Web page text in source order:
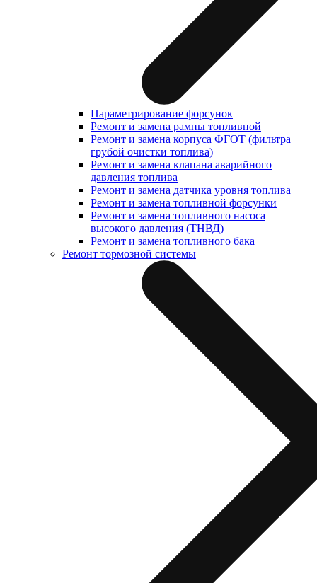
Параметрирование форсунок
Ремонт и замена рампы топливной
Ремонт и замена корпуса ФГОТ (фильтра
грубой очистки топлива)
Ремонт и замена клапана аварийного
давления топлива
Ремонт и замена датчика уровня топлива
Ремонт и замена топливной форсунки
Ремонт и замена топливного насоса
высокого давления (ТНВД)
Ремонт и замена топливного бака
Ремонт тормозной системы